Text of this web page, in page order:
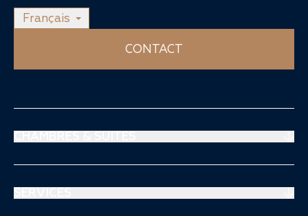
Français
CONTACT
Suites Prestige
Suites Mouratoglou